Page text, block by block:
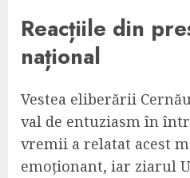
Reacțiile din
național
Vestea eliberării
val de entuziasm în
vremii a relatat acest
emoționant, iar ziarul